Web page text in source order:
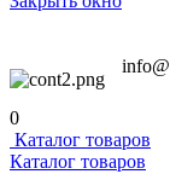
0
Каталог товаров
Каталог товаров